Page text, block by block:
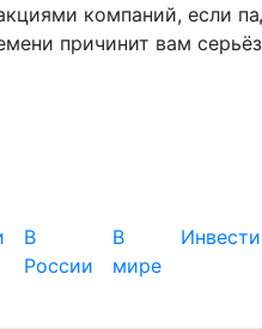
компаний, если
причинит вам
В
России
В
мире